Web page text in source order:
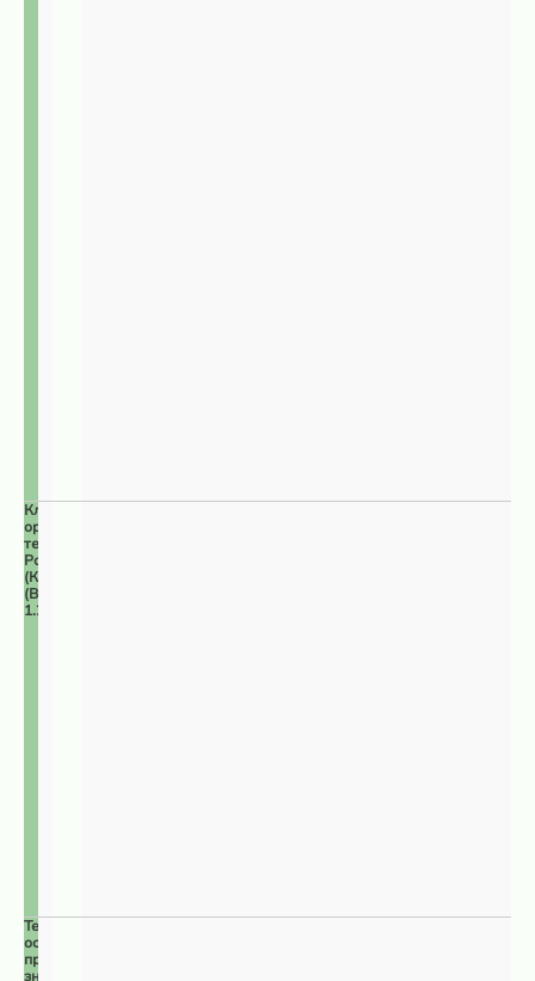
Ключевые
орнитологические
территории
России
(КОТР)
(ВПЦ
1.2)
Территории
особого
природоохранного
значения